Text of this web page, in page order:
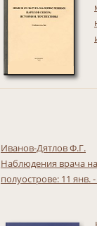
Иванов-Дятлов Ф.Г.
Наблюдения врача
полуострове: 11 янв.